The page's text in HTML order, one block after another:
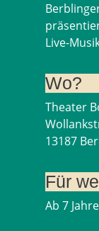
Live-
Wo?
Theater
13187
Für
Ab 7 Jahre